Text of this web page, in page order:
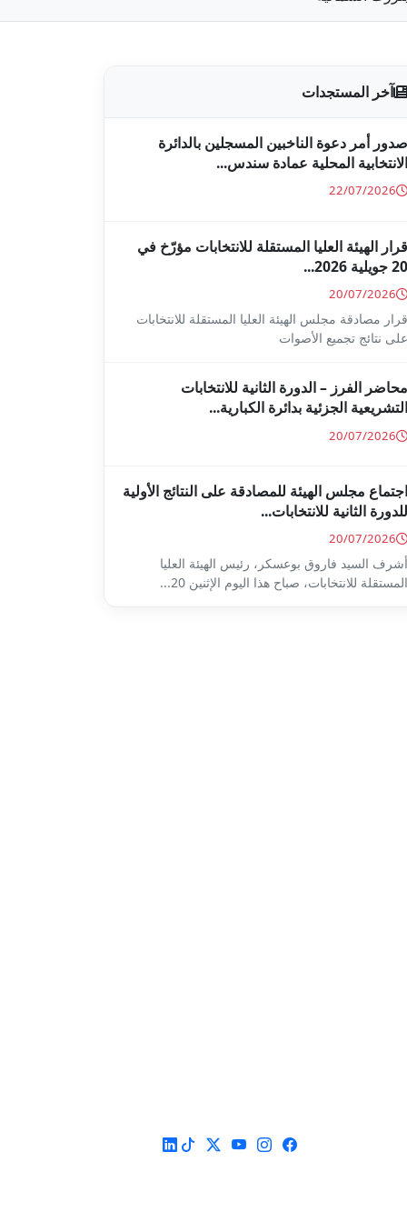
آخر المستجدات
صدور أمر دعوة الناخبين المسجلين بالدائرة
الانتخابية المحلية عمادة سندس...
22/07/2026
قرار الهيئة العليا المستقلة للانتخابات مؤرّخ في
20 جويلية 2026...
20/07/2026
قرار مصادقة مجلس الهيئة العليا المستقلة للانتخابات
على نتائج تجميع الأصوات
محاضر الفرز – الدورة الثانية للانتخابات
التشريعية الجزئية بدائرة الكبارية...
20/07/2026
اجتماع مجلس الهيئة للمصادقة على النتائج الأولية
للدورة الثانية للانتخابات...
20/07/2026
أشرف السيد فاروق بوعسكر، رئيس الهيئة العليا
المستقلة للانتخابات، صباح هذا اليوم الإثنين 20...